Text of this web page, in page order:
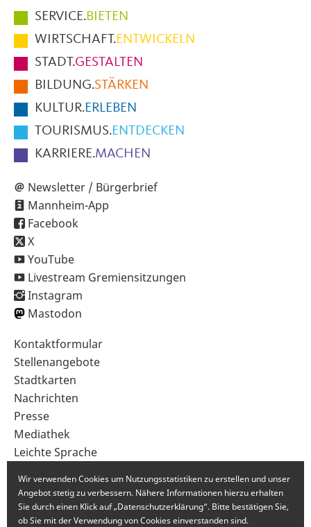
Hauptmenüpunkte
im
Fußbereich
der
Seite
SERVICE.BIETEN
WIRTSCHAFT.ENTWICKELN
STADT.GESTALTEN
BILDUNG.STÄRKEN
KULTUR.ERLEBEN
TOURISMUS.ENTDECKEN
KARRIERE.MACHEN
Newsletter / Bürgerbrief
Mannheim-App
Facebook
X
YouTube
Livestream Gremiensitzungen
Instagram
Mastodon
Sekundärnavigation
im
Fußbereich
Kontaktformular
Stellenangebote
Stadtkarten
Nachrichten
Presse
Mediathek
Leichte Sprache
Wir verwenden Cookies um Nutzungsstatistiken zu erstellen und unser
Angebot stetig zu verbessern. Nähere Informationen hierzu erhalten
Sie durch einen Klick auf „Datenschutzerklärung“. Bitte bestätigen Sie,
ob Sie mit der Verwendung von Cookies einverstanden sind.